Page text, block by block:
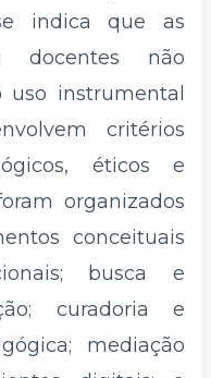
indica que as
docentes não
instrumental
critérios
éticos e
organizados
conceituais
busca e
curadoria e
mediação